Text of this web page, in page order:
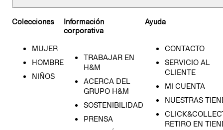
Colecciones
MUJER
HOMBRE
NIÑOS
Información
corporativa
TRABAJAR EN
H&M
ACERCA DEL
GRUPO H&M
SOSTENIBILIDAD
PRENSA
Ayuda
CONTACTO
SERVICIO AL
CLIENTE
MI CUENTA
NUESTRAS
RETIRO EN